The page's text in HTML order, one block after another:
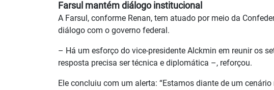
Farsul mantém diálogo institucional
A Farsul, conforme Renan, tem atuado por meio da
diálogo com o governo federal.
– Há um esforço do vice-presidente Alckmin em reunir os
resposta precisa ser técnica e diplomática –, reforçou.
Ele concluiu com um alerta: “Estamos diante de um